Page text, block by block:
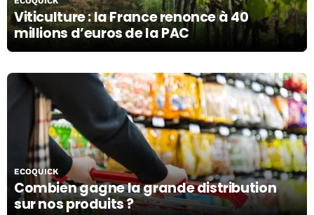
Viticulture : la France renonce à 40
millions d’euros de la PAC
Combien gagne la grande distribution
sur nos produits ?
ECOQUICK
10/10/19